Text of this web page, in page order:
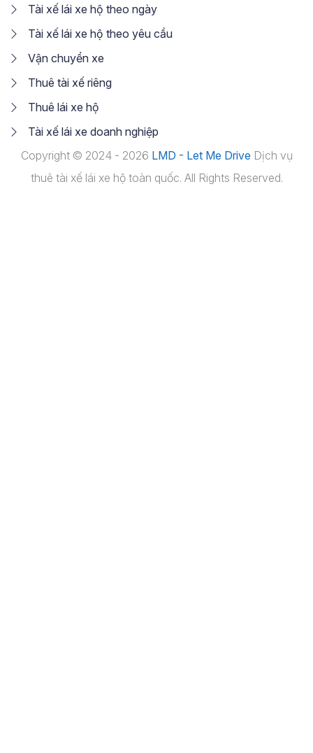
Tài xế lái xe hộ theo ngày
Tài xế lái xe hộ theo yêu cầu
Vận chuyển xe
Thuê tài xế riêng
Thuê lái xe hộ
Tài xế lái xe doanh nghiệp
Copyright © 2024 - 2026 LMD - Let Me Drive Dịch vụ
thuê tài xế lái xe hộ toàn quốc. All Rights Reserved.